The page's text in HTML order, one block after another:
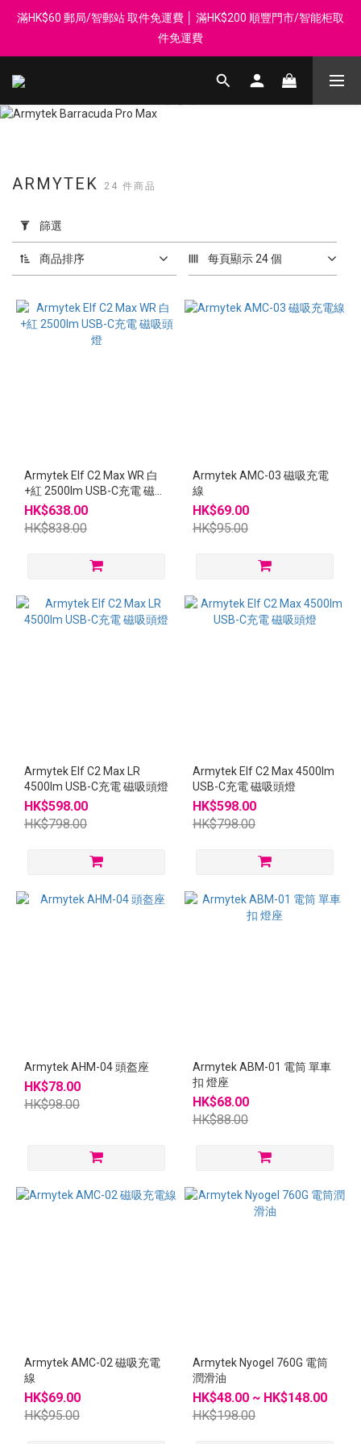
登記會員享每$50回贈$1 │ 滿HK$899 送 N-rit Campack Towel 吸
汗毛巾 韓國制 送完即止
滿HK$60 郵局/智郵站 取件免運費 │ 滿HK$200 順豐門市/智能柜取
件免運費
Whatsapp 98569349 │ 歡迎團體採購, 報價查詢, 接受採購卡
用
篩
選
(0/20)
價格
ARMYTEK 24 件商品
篩選
商品排序 每頁顯示 24 個
Armytek Elf C2 Max WR 白
+紅 2500lm USB-C充電 磁吸
頭燈
HK$638.00
HK$838.00
Armytek AMC-03 磁吸充電
線
HK$69.00
HK$95.00
Armytek Elf C2 Max LR
4500lm USB-C充電 磁吸頭燈
HK$598.00
HK$798.00
Armytek Elf C2 Max 4500lm
USB-C充電 磁吸頭燈
HK$598.00
HK$798.00
Armytek AHM-04 頭盔座
HK$78.00
HK$98.00
Armytek ABM-01 電筒 單車
扣 燈座
HK$68.00
HK$88.00
Armytek AMC-02 磁吸充電
線
HK$69.00
HK$95.00
Armytek Nyogel 760G 電筒
潤滑油
HK$48.00 ~ HK$148.00
HK$198.00